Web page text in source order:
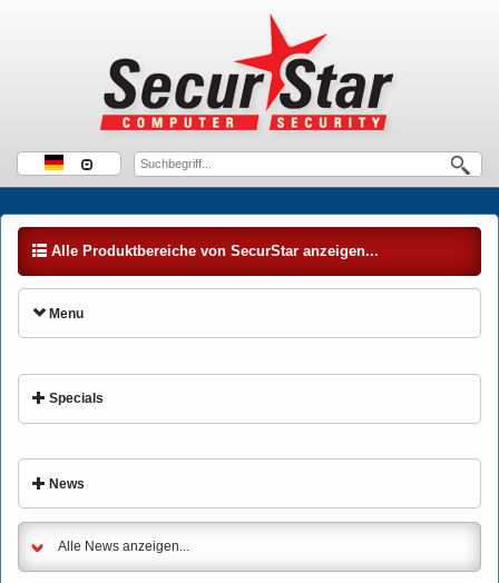
Alle Produktbereiche von SecurStar anzeigen...
Menu
Specials
News
Alle News anzeigen...